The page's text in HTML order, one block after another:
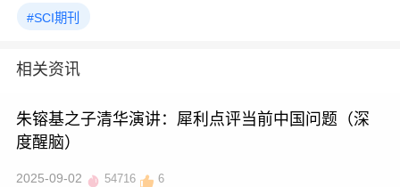
#SCI期刊
相关资讯
朱镕基之子清华演讲：犀利点评当前中国问题（深
度醒脑）
2025-09-02 54716 6